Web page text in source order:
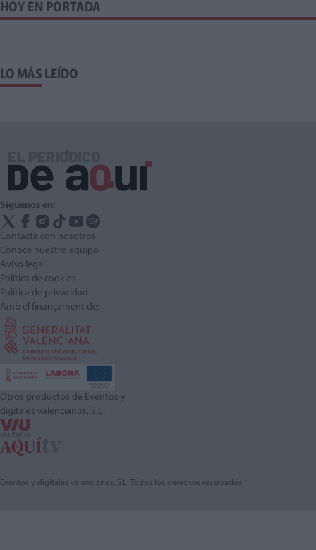
HOY EN PORTADA
LO MÁS LEÍDO
Síguenos en:
Contacta con nosotros
Conoce nuestro equipo
Aviso legal
Política de cookies
Política de privacidad
Amb el finançament de:
Otros productos de Eventos y
digitales valencianos, S.L.
Eventos y digitales valencianos, S.L. Todos los derechos reservados